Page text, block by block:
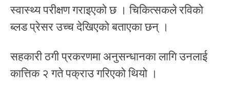
स्वास्थ्य परीक्षण गराइएको छ । चिकित्सकले रविको
ब्लड प्रेसर उच्च देखिएको बताएका छन् ।
सहकारी ठगी प्रकरणमा अनुसन्धानका लागि उनलाई
कात्तिक २ गते पक्राउ गरिएको थियो ।